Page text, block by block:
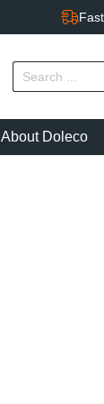
About Doleco